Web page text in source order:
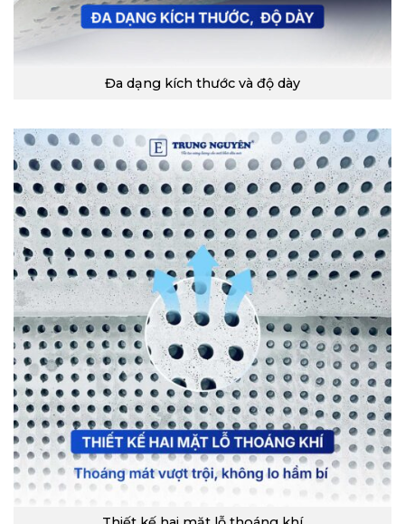
Đa dạng kích thước và độ dày